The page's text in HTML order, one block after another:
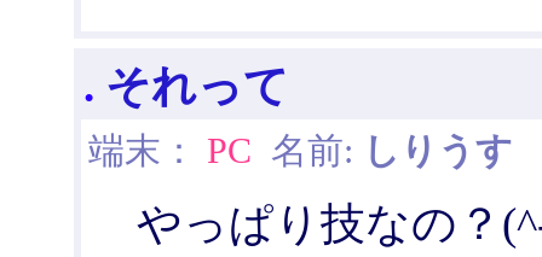
. それって
端末： PC 名前: しりうす
やっぱり技なの？